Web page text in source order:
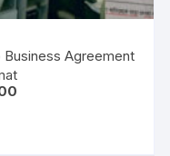
Business Agreement